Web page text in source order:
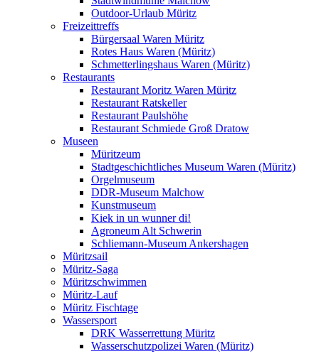
Outdoor-Urlaub Müritz
Freizeittreffs
Bürgersaal Waren Müritz
Rotes Haus Waren (Müritz)
Schmetterlingshaus Waren (Müritz)
Restaurants
Restaurant Moritz Waren Müritz
Restaurant Ratskeller
Restaurant Paulshöhe
Restaurant Schmiede Groß Dratow
Museen
Müritzeum
Stadtgeschichtliches Museum Waren (Müritz)
Orgelmuseum
DDR-Museum Malchow
Kunstmuseum
Kiek in un wunner di!
Agroneum Alt Schwerin
Schliemann-Museum Ankershagen
Müritzsail
Müritz-Saga
Müritzschwimmen
Müritz-Lauf
Müritz Fischtage
Wassersport
DRK Wasserrettung Müritz
Wasserschutzpolizei Waren (Müritz)